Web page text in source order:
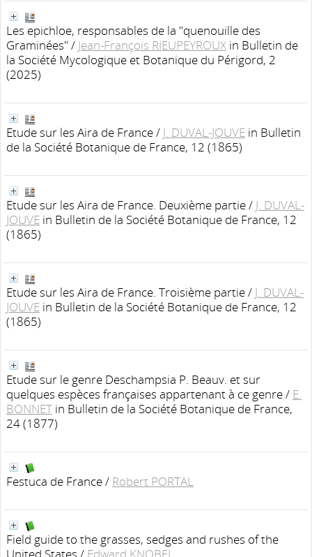
Les epichloe, responsables de la "quenouille des
Graminées" / Jean-François RIEUPEYROUX in Bulletin de
la Société Mycologique et Botanique du Périgord, 2
(2025)
Etude sur les Aira de France/ J. DUVAL-JOUVE in Bulletin
de la Société Botanique de France, 12 (1865)
Etude sur les Aira de France. Deuxième partie/ J. DUVAL-
JOUVE in Bulletin de la Société Botanique de France, 12
(1865)
Etude sur les Aira de France. Troisième partie/ J. DUVAL-
JOUVE in Bulletin de la Société Botanique de France, 12
(1865)
Etude sur le genre Deschampsia P. Beauv. et sur
quelques espèces françaises appartenant à ce genre/ E.
BONNET in Bulletin de la Société Botanique de France,
24 (1877)
Festuca de France/ Robert PORTAL
Field guide to the grasses, sedges and rushes of the